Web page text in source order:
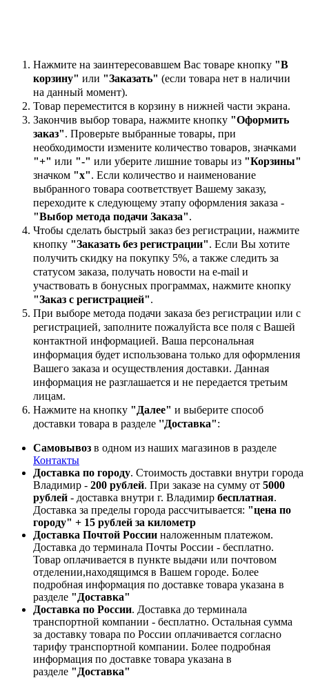
Нажмите на заинтересовавшем Вас товаре кнопку "В
корзину" или "Заказать" (если товара нет в наличии
на данный момент).
Товар переместится в корзину в нижней части экрана.
Закончив выбор товара, нажмите кнопку "Оформить
заказ". Проверьте выбранные товары, при
необходимости измените количество товаров, значками
"+" или "-" или уберите лишние товары из "Корзины"
значком "х". Если количество и наименование
выбранного товара соответствует Вашему заказу,
переходите к следующему этапу оформления заказа -
"Выбор метода подачи Заказа".
Чтобы сделать быстрый заказ без регистрации, нажмите
кнопку "Заказать без регистрации". Если Вы хотите
получить скидку на покупку 5%, а также следить за
статусом заказа, получать новости на e-mail и
участвовать в бонусных программах, нажмите кнопку
"Заказ с регистрацией".
При выборе метода подачи заказа без регистрации или с
регистрацией, заполните пожалуйста все поля с Вашей
контактной информацией. Ваша персональная
информация будет использована только для оформления
Вашего заказа и осуществления доставки. Данная
информация не разглашается и не передается третьим
лицам.
Нажмите на кнопку "Далее" и выберите способ
доставки товара в разделе ''Доставка":
Самовывоз в одном из наших магазинов в разделе
Контакты
Доставка по городу. Стоимость доставки внутри города
Владимир - 200 рублей. При заказе на сумму от 5000
рублей - доставка внутри г. Владимир бесплатная.
Доставка за пределы города рассчитывается: "цена по
городу" + 15 рублей за километр
Доставка Почтой России наложенным платежом.
Доставка до терминала Почты России - бесплатно.
Товар оплачивается в пункте выдачи или почтовом
отделении,находящимся в Вашем городе. Более
подробная информация по доставке товара указана в
разделе "Доставка"
Доставка по России. Доставка до терминала
транспортной компании - бесплатно. Остальная сумма
за доставку товара по России оплачивается согласно
тарифу транспортной компании. Более подробная
информация по доставке товара указана в
разделе "Доставка"